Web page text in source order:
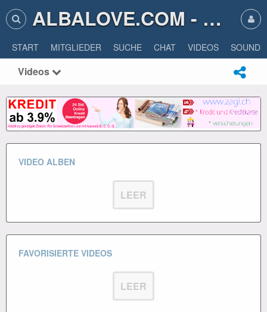
ALBALOVE.COM - ALBA LOVE
START MITGLIEDER SUCHE CHAT VIDEOS SOUNDS
Videos
VIDEO ALBEN
LEER
FAVORISIERTE VIDEOS
LEER